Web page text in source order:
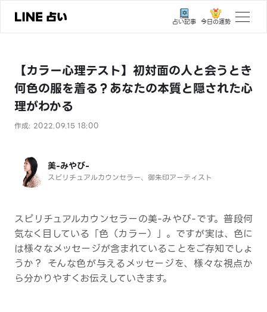
占い記事 今日の運勢
ユーザーの声
相談事例
占いの流れ
よくある質問
占い記事
お知らせ
LINE占いを開く
【カラー心理テスト】初対面の人と会うとき
何色の服を着る？あなたの本質と隠された心
理がわかる
作成: 2022.09.15 18:00
美-みやび-
スピリチュアルカウンセラー、御朱印アーティスト
スピリチュアルカウンセラーの美-みやび-です。普段何
気なく目している「色（カラー）」。ですが実は、色に
は様々なメッセージが含まれていることをご存知でしょ
うか？ そんな色が与えるメッセージを、様々な視点か
ら分かりやすくお伝えしていきます。